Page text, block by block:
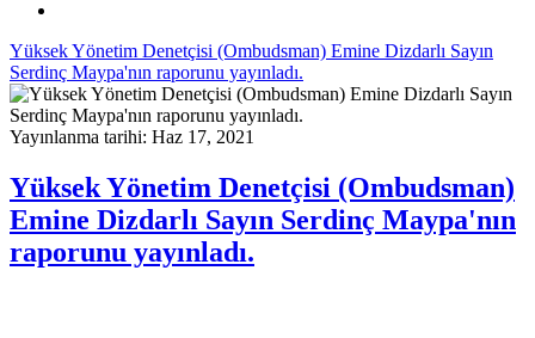
Yüksek Yönetim Denetçisi (Ombudsman) Emine Dizdarlı Sayın
Serdinç Maypa'nın raporunu yayınladı.
Yayınlanma tarihi: Haz 17, 2021
Yüksek Yönetim Denetçisi (Ombudsman)
Emine Dizdarlı Sayın Serdinç Maypa'nın
raporunu yayınladı.